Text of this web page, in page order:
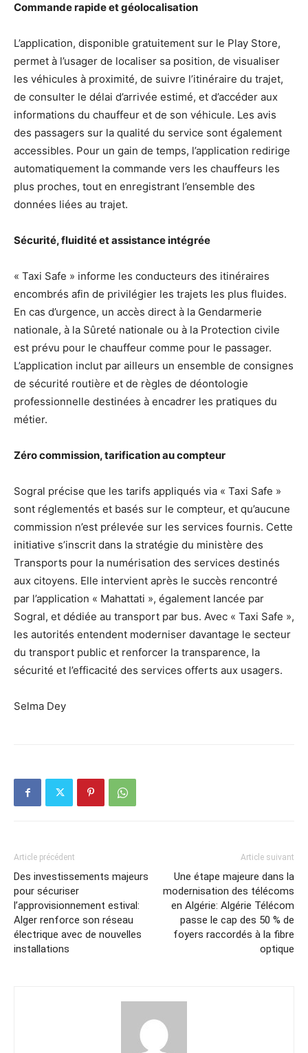
Commande rapide et géolocalisation
L’application, disponible gratuitement sur le Play Store,
permet à l’usager de localiser sa position, de visualiser
les véhicules à proximité, de suivre l’itinéraire du trajet,
de consulter le délai d’arrivée estimé, et d’accéder aux
informations du chauffeur et de son véhicule. Les avis
des passagers sur la qualité du service sont également
accessibles. Pour un gain de temps, l’application redirige
automatiquement la commande vers les chauffeurs les
plus proches, tout en enregistrant l’ensemble des
données liées au trajet.
Sécurité, fluidité et assistance intégrée
« Taxi Safe » informe les conducteurs des itinéraires
encombrés afin de privilégier les trajets les plus fluides.
En cas d’urgence, un accès direct à la Gendarmerie
nationale, à la Sûreté nationale ou à la Protection civile
est prévu pour le chauffeur comme pour le passager.
L’application inclut par ailleurs un ensemble de consignes
de sécurité routière et de règles de déontologie
professionnelle destinées à encadrer les pratiques du
métier.
Zéro commission, tarification au compteur
Sogral précise que les tarifs appliqués via « Taxi Safe »
sont réglementés et basés sur le compteur, et qu’aucune
commission n’est prélevée sur les services fournis. Cette
initiative s’inscrit dans la stratégie du ministère des
Transports pour la numérisation des services destinés
aux citoyens. Elle intervient après le succès rencontré
par l’application « Mahattati », également lancée par
Sogral, et dédiée au transport par bus. Avec « Taxi Safe »,
les autorités entendent moderniser davantage le secteur
du transport public et renforcer la transparence, la
sécurité et l’efficacité des services offerts aux usagers.
Selma Dey
Article précédent
Des investissements majeurs
pour sécuriser
l’approvisionnement estival:
Alger renforce son réseau
électrique avec de nouvelles
installations
Article suivant
Une étape majeure dans la
modernisation des télécoms
en Algérie: Algérie Télécom
passe le cap des 50 % de
foyers raccordés à la fibre
optique